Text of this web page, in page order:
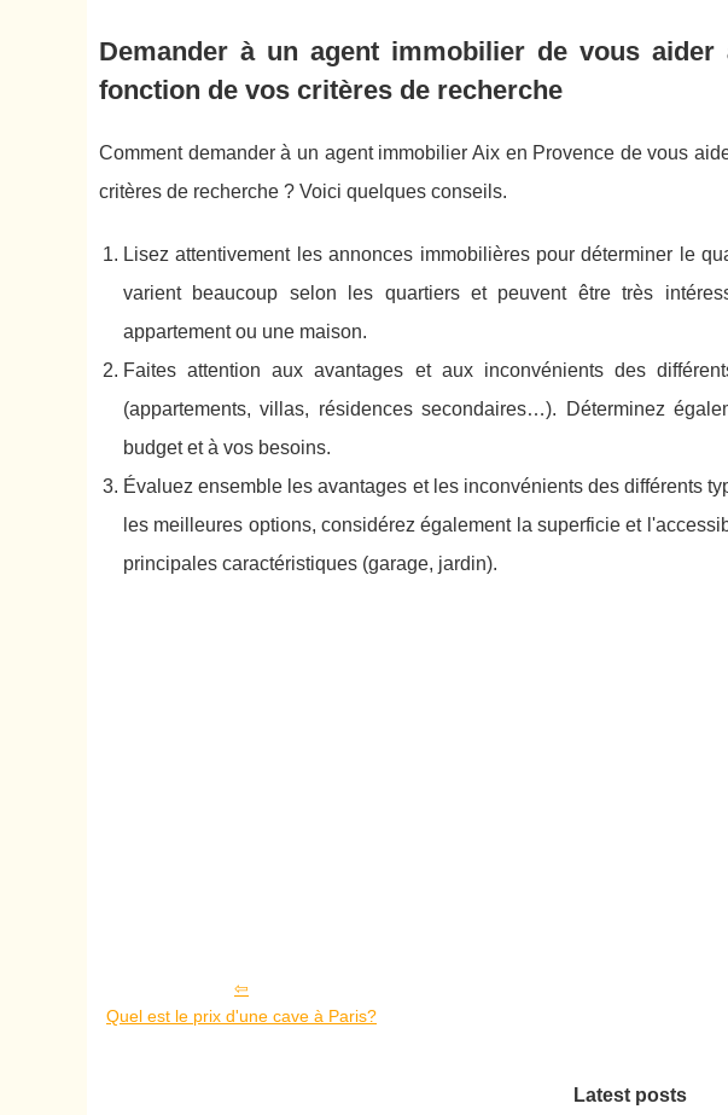
Demander à un agent immobilier de vous
fonction de vos critères de recherche
Comment demander à un agent immobilier Aix en Provence de vous
critères de recherche ? Voici quelques conseils.
Lisez attentivement les annonces immobilières pour déterminer le
varient beaucoup selon les quartiers et peuvent être très
appartement ou une maison.
Faites attention aux avantages et aux inconvénients des
(appartements, villas, résidences secondaires…). Déterminez
budget et à vos besoins.
Évaluez ensemble les avantages et les inconvénients des différents
les meilleures options, considérez également la superficie et
principales caractéristiques (garage, jardin).
Quel est le prix d'une cave à Paris?
Latest posts